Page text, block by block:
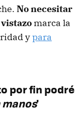
No necesitar
marca la
ypara
por fin podré
'